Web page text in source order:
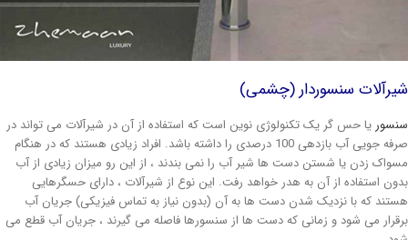
سنسوردار (چشمی)
یا حس گر یک تکنولوژی نوین است که استفاده از آن در شیرآلات می تواند در
صرفه جویی آب بازدهی 100 درصدی را داشته باشد. افراد زیادی هستند که در هنگام
زدن یا شستن دست ها شیر آب را نمی بندند ، از این رو میزان زیادی از آب
استفاده از آن به هدر خواهد رفت. این نوع از شیرآلات ، دارای حسگرهایی
که با نزدیک شدن دست ها به آن (بدون نیاز به تماس فیزیکی) جریان آب
می شود و زمانی که دست ها از سنسورها فاصله می گیرند ، جریان آب قطع می